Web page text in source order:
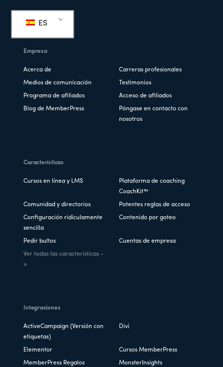
de
página
ES
Empresa
Acerca de Carreras profesionales
Medios de comunicación Testimonios
Programa de afiliados Acceso de afiliados
Blog de MemberPress
Póngase en contacto con
nosotros
Características
Cursos en línea y LMS
Plataforma de coaching
CoachKit™
Comunidad y directorios Potentes reglas de acceso
Configuración ridículamente
sencilla
Contenido por goteo
Pedir bultos Cuentas de empresa
Ver todas las características -
>
Integraciones
ActiveCampaign (Versión con
etiquetas)
Divi
Elementor Cursos MemberPress
MemberPress Regalos MonsterInsights